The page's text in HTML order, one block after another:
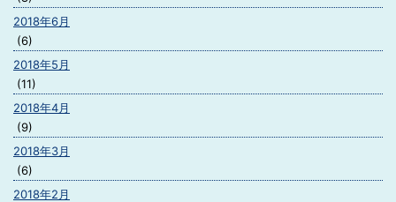
2018年6月
(6)
2018年5月
(11)
2018年4月
(9)
2018年3月
(6)
2018年2月